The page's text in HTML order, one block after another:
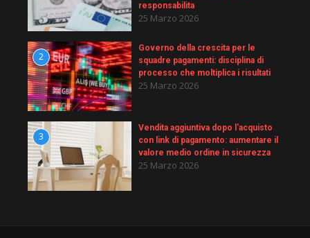
responsabilita
25 Marzo 2026
2
Governo della crescita per le
squadre pagamenti: disciplina di
processo che moltiplica i risultati
25 Marzo 2026
3
Vendita aggiuntiva dopo l'acquisto
con link di pagamento: aumentare il
valore medio ordine in sicurezza
25 Marzo 2026